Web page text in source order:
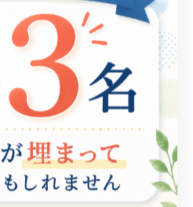
性を生かした動画編集サポ
験を持つ人々が集い、それぞ
しています。これにより、従
が生まれ、革新的な成果物が
労支援業界においては、多様
たな発見や解決策が生まれま
外国人など、普段触れること
で、視聴者に新たな感動や気